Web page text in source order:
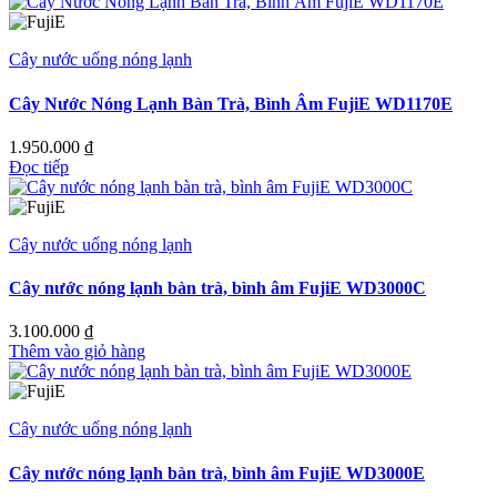
Cây nước uống nóng lạnh
Cây Nước Nóng Lạnh Bàn Trà, Bình Âm FujiE WD1170E
1.950.000 ₫
Đọc tiếp
Cây nước uống nóng lạnh
Cây nước nóng lạnh bàn trà, bình âm FujiE WD3000C
3.100.000 ₫
Thêm vào giỏ hàng
Cây nước uống nóng lạnh
Cây nước nóng lạnh bàn trà, bình âm FujiE WD3000E